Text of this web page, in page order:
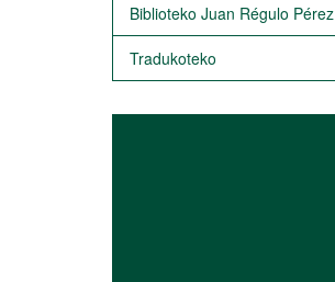
Biblioteko Juan Régulo Pérez
Tradukoteko